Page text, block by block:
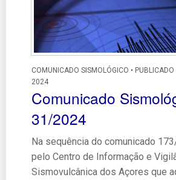
COMUNICADO SISMOLÓGICO •
2024
Comunicado
31/2024
Na sequência do comunicado
pelo Centro de Informação e
Sismovulcânica dos Açores que